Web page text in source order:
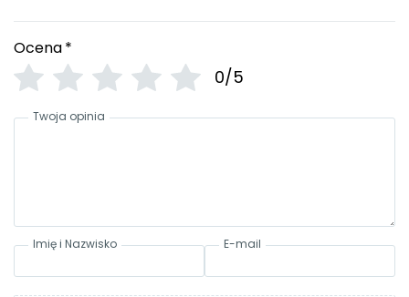
Ocena*
0/5
Twoja opinia
Imię i Nazwisko E-mail